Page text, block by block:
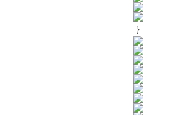
}